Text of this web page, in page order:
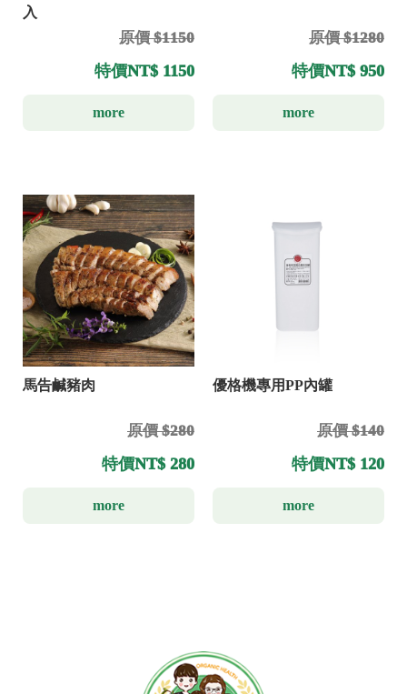
入
原價 $1150
特價NT$ 1150
more
原價 $1280
特價NT$ 950
more
馬告鹹豬肉
原價 $280
特價NT$ 280
more
優格機專用PP內罐
原價 $140
特價NT$ 120
more